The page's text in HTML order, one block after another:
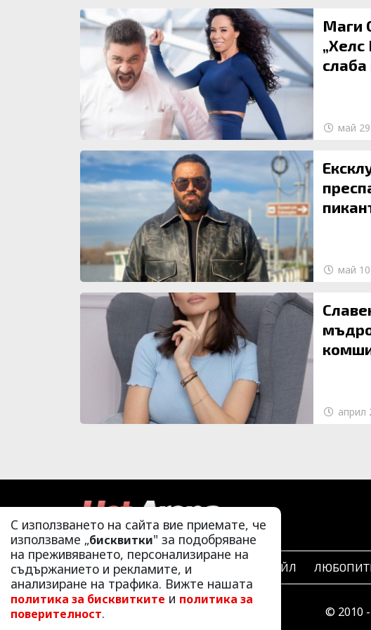
Маги
„Хелс Китчън”
май 29
май 10
април
С използването на сайта вие приемате, че
използваме „бисквитки" за подобряване
на преживяването, персонализиране на
съдържанието и рекламите, и
анализиране на трафика. Вижте нашата
политика за бисквитките и политика за
поверителност.
ЛАЙФСТАЙЛ
© 2010